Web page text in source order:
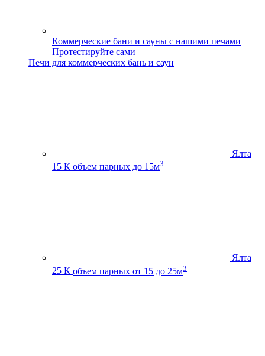
Коммерческие бани и сауны с нашими печами
Протестируйте сами
Печи для коммерческих бань и саун
Ялта
15 К объем парных до 15м3
Ялта
25 К объем парных от 15 до 25м3